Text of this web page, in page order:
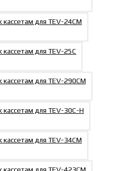
для TEV-24CМ
для TEV-25C
для TEV-290СM
для TEV-30С-Н
для TEV-34CМ